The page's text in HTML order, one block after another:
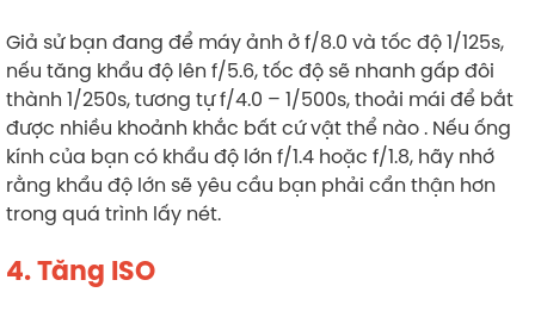
Giả sử bạn đang để máy ảnh ở f/8.0 và tốc độ 1/125s,
nếu tăng khẩu độ lên f/5.6, tốc độ sẽ nhanh gấp đôi
thành 1/250s, tương tự f/4.0 – 1/500s, thoải mái để bắt
được nhiều khoảnh khắc bất cứ vật thể nào . Nếu ống
kính của bạn có khẩu độ lớn f/1.4 hoặc f/1.8, hãy nhớ
rằng khẩu độ lớn sẽ yêu cầu bạn phải cẩn thận hơn
trong quá trình lấy nét.
4. Tăng ISO